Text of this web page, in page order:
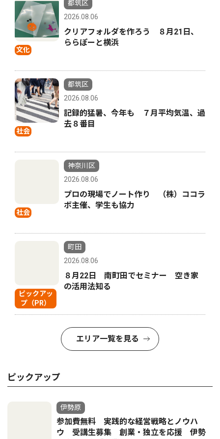
文化
都筑区
2026.08.06
クリアフォルダを作ろう ８月21日、
ららぽーと横浜
社会
都筑区
2026.08.06
記録的猛暑、今年も ７月平均気温、過
去８番目
社会
神奈川区
2026.08.06
プロの現場でノート作り （株）ココラ
ボ主催、学生も協力
ピックアッ
プ（PR）
町田
2026.08.06
８月22日 南町田でセミナー 空き家
の活用法知る
エリア一覧を見る
ピックアップ
伊勢原
参加費無料 実践的な経営戦略とノウハ
ウ 受講生募集 創業・独立を応援 伊勢